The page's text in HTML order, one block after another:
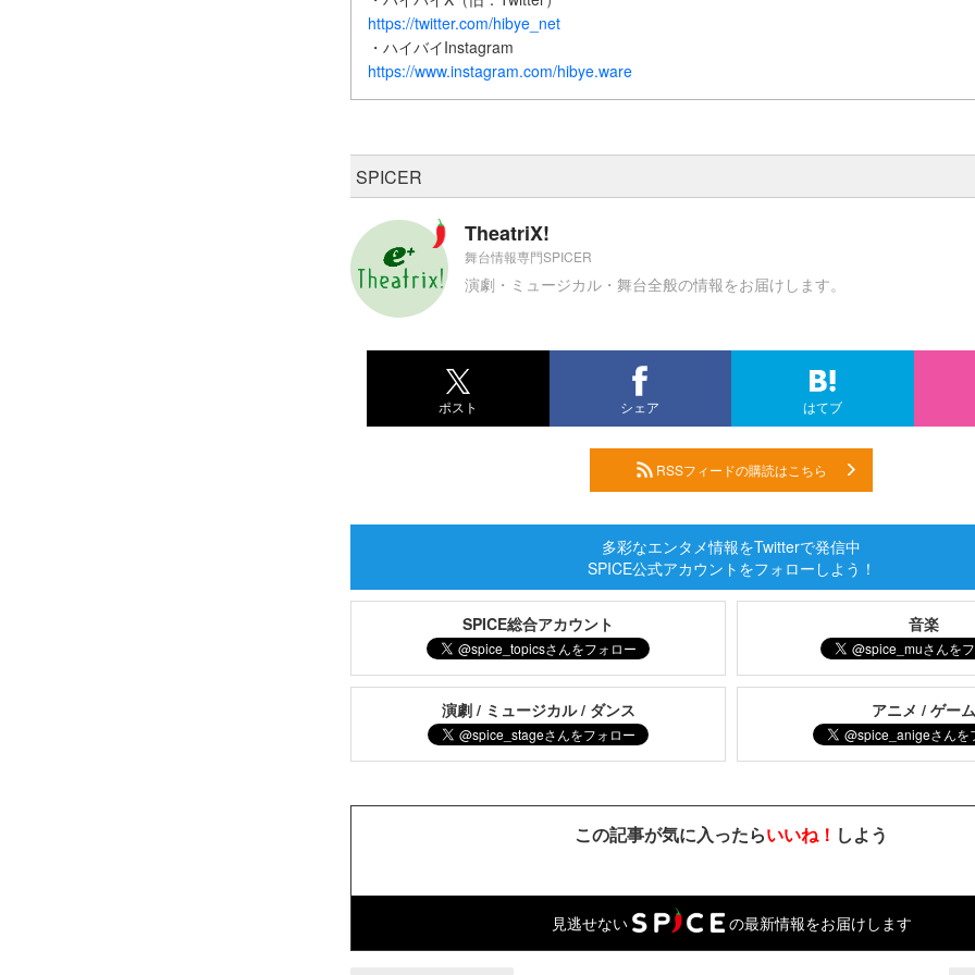
https://twitter.com/hibye_net
・ハイバイInstagram
https://www.instagram.com/hibye.ware
SPICER
TheatriX!
舞台情報専門SPICER
演劇・ミュージカル・舞台全般の情報をお届けします。
ポスト シェア はてブ
RSSフィードの購読はこちら
多彩なエンタメ情報をTwitterで発信中
SPICE公式アカウントをフォローしよう！
SPICE総合アカウント 音楽
演劇 / ミュージカル / ダンス アニメ / ゲー
この記事が気に入ったらいいね！ しよう
見逃せない の最新情報をお届けします